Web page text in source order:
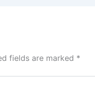
fields are marked *